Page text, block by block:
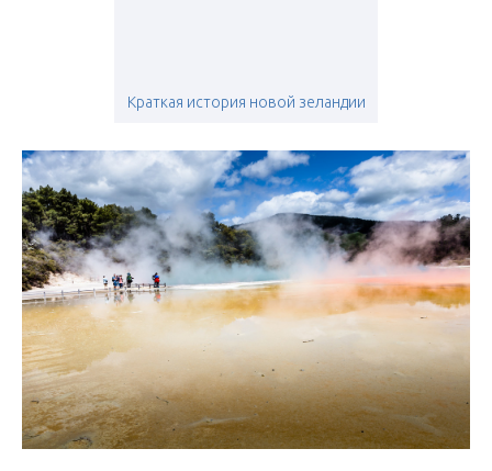
Краткая история новой зеландии